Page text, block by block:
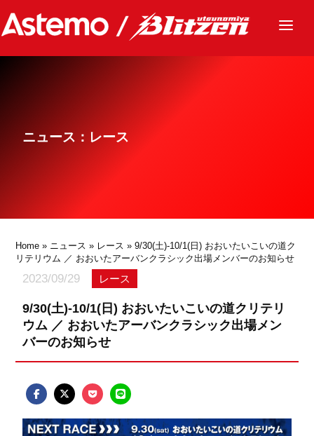
ニュース
グッズ
ニュース：レース
Home » ニュース » レース » 9/30(土)-10/1(日) おおいたいこいの道ク
リテリウム ／ おおいたアーバンクラシック出場メンバーのお知らせ
2023/09/29 レース
9/30(土)-10/1(日) おおいたいこいの道クリテリ
ウム ／ おおいたアーバンクラシック出場メン
バーのお知らせ